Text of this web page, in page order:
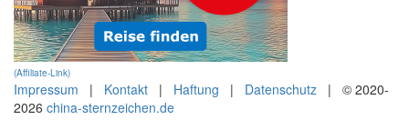
(Affiliate-Link)
Impressum | Kontakt | Haftung | Datenschutz | © 2020-
2026 china-sternzeichen.de